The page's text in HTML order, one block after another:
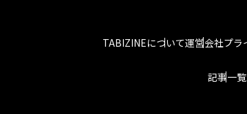
TABIZINEについて運営会社プラ
記事一覧